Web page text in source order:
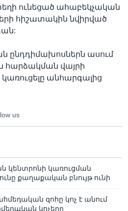
ունեցած ահաբեկչական
հիշատակին նվիրված
ընդդիմախոսներն ասում
հարձակման վայրի
անհարգալից
us
կենտրոնի կառուցման
քաղաքական բնույթ ունի
զոհը կոչ է անում
կոչերը